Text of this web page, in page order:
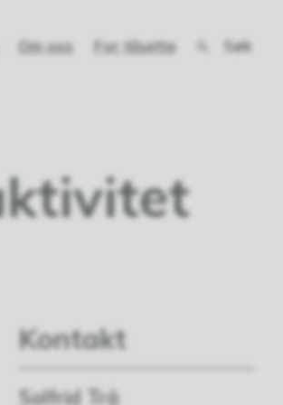
Om oss For tilsette Søk
Kontakt
Solfrid Trå